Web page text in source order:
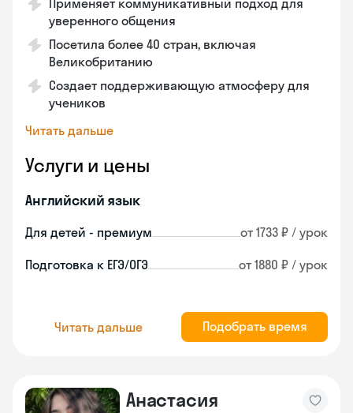
Применяет коммуникативный подход для
уверенного общения
Посетила более 40 стран, включая
Великобританию
Создает поддерживающую атмосферу для
учеников
Читать дальше
Услуги и цены
Английский язык
Для детей - премиум от 1733 ₽ / урок
Подготовка к ЕГЭ/ОГЭ от 1880 ₽ / урок
Читать дальше Подобрать время
Анастасия